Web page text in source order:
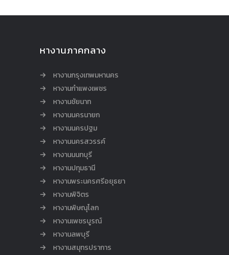
หางานภาคกลาง
หางานกรุงเทพมหานคร
หางานกำแพงเพชร
หางานชัยนาท
หางานนครนายก
หางานนครปฐม
หางานนครสวรรค์
หางานนนทบุรี
หางานปทุมธานี
หางานพระนครศรีอยุธยา
หางานพิจิตร
หางานพิษณุโลก
หางานเพชรบูรณ์
หางานลพบุรี
หางานสมุทรปราการ